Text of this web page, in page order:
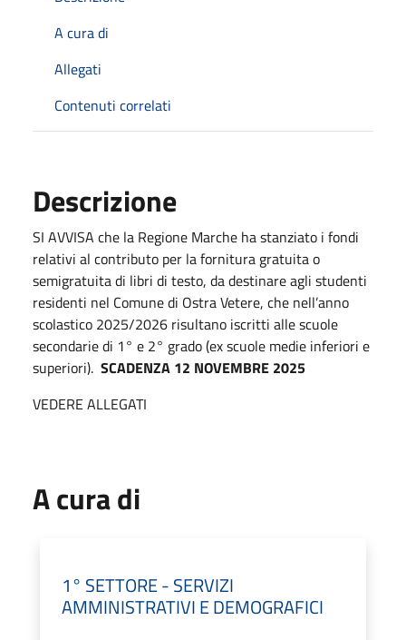
A cura di
Allegati
Contenuti correlati
Descrizione
SI AVVISA che la Regione Marche ha stanziato i fondi
relativi al contributo per la fornitura gratuita o
semigratuita di libri di testo, da destinare agli studenti
residenti nel Comune di Ostra Vetere, che nell’anno
scolastico 2025/2026 risultano iscritti alle scuole
secondarie di 1° e 2° grado (ex scuole medie inferiori e
superiori). SCADENZA 12 NOVEMBRE 2025
VEDERE ALLEGATI
A cura di
1° SETTORE - SERVIZI
AMMINISTRATIVI E DEMOGRAFICI